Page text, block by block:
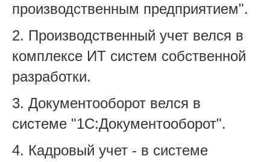
производственным предприятием".
2. Производственный учет велся в
комплексе ИТ систем собственной
разработки.
3. Документооборот велся в
системе "1С:Документооборот".
4. Кадровый учет - в системе